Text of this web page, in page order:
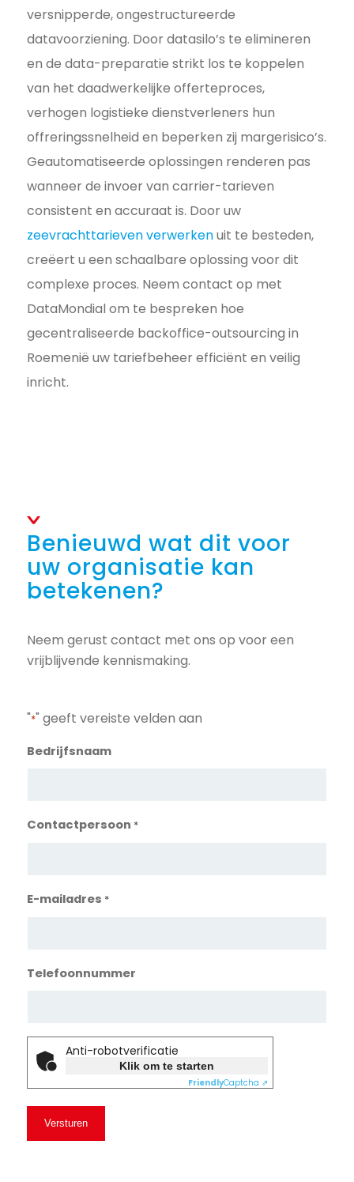
versnipperde, ongestructureerde
datavoorziening. Door datasilo’s te elimineren
en de data-preparatie strikt los te koppelen
van het daadwerkelijke offerteproces,
verhogen logistieke dienstverleners hun
offreringssnelheid en beperken zij margerisico’s.
Geautomatiseerde oplossingen renderen pas
wanneer de invoer van carrier-tarieven
consistent en accuraat is. Door uw
zeevrachttarieven verwerkenuit te besteden,
creëert u een schaalbare oplossing voor dit
complexe proces. Neem contact op met
DataMondial om te bespreken hoe
gecentraliseerde backoffice-outsourcing in
Roemenië uw tariefbeheer efficiënt en veilig
inricht.
Benieuwd wat dit voor
uw organisatie kan
betekenen?
Neem gerust contact met ons op voor een
vrijblijvende kennismaking.
"*" geeft vereiste velden aan
Bedrijfsnaam
Contactpersoon *
E-mailadres *
Telefoonnummer
Anti-robotverificatie
Klik om te starten
FriendlyCaptcha ⇗